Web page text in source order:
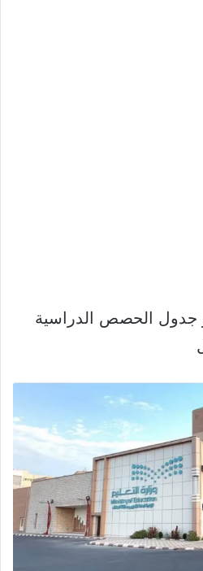
جدول الحصص الدراسية